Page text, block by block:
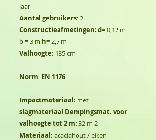
jaar
Aantal gebruikers: 2
Constructieafmetingen: d=0,12 m
b=3 m h=2,7 m
Valhoogte: 135 cm
Norm: EN 1176
Impactmateriaal: met
slagmateriaal Dempingsmat. voor
valhoogte tot 2 m: 32 m 2
Materiaal: acaciahout / eiken